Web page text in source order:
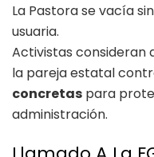
La Pastora se vacía
usuaria.
Activistas consideran
la pareja estatal
concretas para
administración.